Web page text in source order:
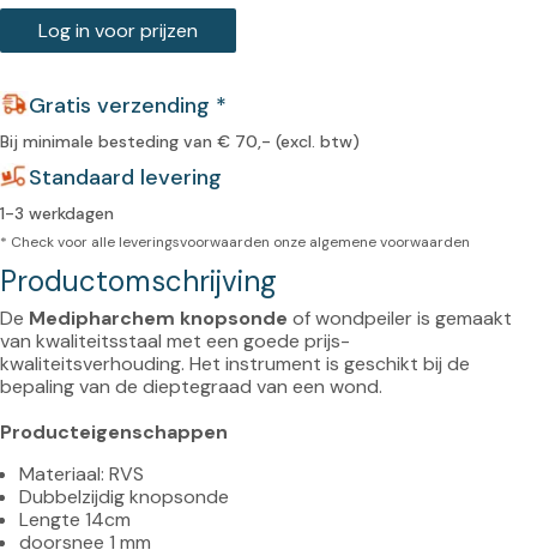
Log in voor prijzen
Gratis verzending *
Bij minimale besteding van € 70,- (excl. btw)
Standaard levering
1-3 werkdagen
* Check voor alle leveringsvoorwaarden onze algemene voorwaarden
Productomschrijving
De Medipharchem knopsonde of wondpeiler is gemaakt
van kwaliteitsstaal met een goede prijs-
kwaliteitsverhouding. Het instrument is geschikt bij de
bepaling van de dieptegraad van een wond.
Producteigenschappen
Materiaal: RVS
Dubbelzijdig knopsonde
Lengte 14cm
doorsnee 1 mm